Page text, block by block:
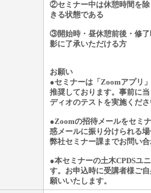
②セミナー中は休憩時間を
きる状態である
③開始時・昼休憩前後・修
影に了承いただける方
お願い
●セミナーは「Zoomアプリ
推奨しております。事前に
ディオのテストを実施くだ
●Zoomの招待メールをセミ
惑メールに振り分けられる
弊社セミナー課までお問い
●本セミナーの土木CPDSユ
す。お申込時に受講者様ご
願いいたします。